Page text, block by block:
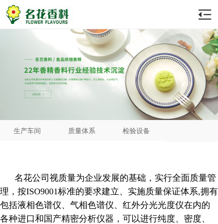
生产车间 质量体系 检验设备
名花公司视质量为企业发展的基础，实行全面质量管
理，按ISO9001标准的要求建立、实施质量保证体系,拥有
包括液相色谱仪、气相色谱仪、红外分光光度仪在内的
各种进口和国产精密分析仪器，可以进行纯度、密度、